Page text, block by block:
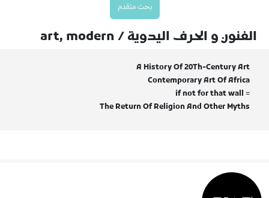
بحث متقدم
الفنون و الحرف اليدوية / art, modern
A History Of 20Th-Century Art
Contemporary Art Of Africa
= if not for that wall
The Return Of Religion And Other Myths